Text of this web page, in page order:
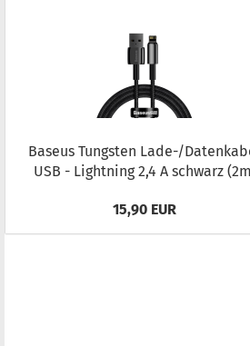
Ba­seus Tungs­ten Lade-/
USB - Light­ning 2,4 A schwarz
15,90 EUR